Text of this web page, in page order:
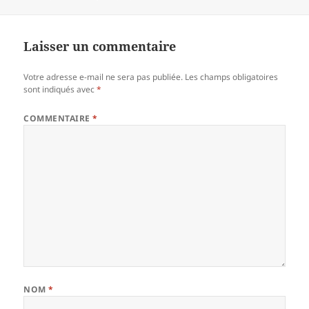
Laisser un commentaire
Votre adresse e-mail ne sera pas publiée. Les champs obligatoires
sont indiqués avec*
COMMENTAIRE*
NOM*